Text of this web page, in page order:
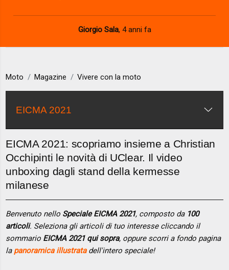
d
e
o
Giorgio Sala, 4 anni fa
Moto Magazine Vivere con la moto
EICMA 2021
EICMA 2021: scopriamo insieme a Christian
Occhipinti le novità di UClear. Il video
unboxing dagli stand della kermesse
milanese
Benvenuto nello Speciale EICMA 2021, composto da 100
articoli. Seleziona gli articoli di tuo interesse cliccando il
sommario EICMA 2021 qui sopra, oppure scorri a fondo pagina
la panoramica illustratadell'intero speciale!